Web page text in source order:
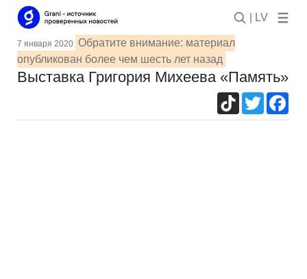
| LV
7 января 2020 Обратите внимание: материал
опубликован более чем шесть лет назад
Выставка Григория Михеева «Память»
TikTokTwitter